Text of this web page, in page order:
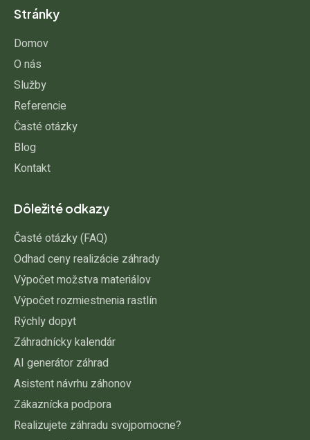
Stránky
Domov
O nás
Služby
Referencie
Časté otázky
Blog
Kontakt
Dôležité odkazy
Časté otázky (FAQ)
Odhad ceny realizácie záhrady
Výpočet možstva materiálov
Výpočet rozmiestnenia rastlín
Rýchly dopyt
Záhradnícky kalendár
AI generátor záhrad
Asistent návrhu záhonov
Zákaznícka podpora
Realizujete záhradu svojpomocne?